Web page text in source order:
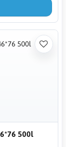
500l